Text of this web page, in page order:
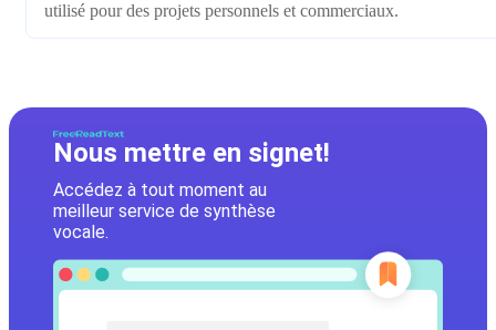
utilisé pour des projets personnels et commerciaux.
Nous mettre en signet!
Accédez à tout moment au
meilleur service de synthèse
vocale.